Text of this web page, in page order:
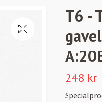
T6 -
248 kr